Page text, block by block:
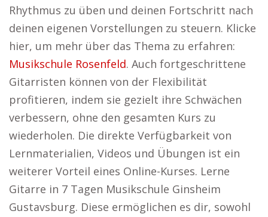
Rhythmus zu üben und deinen Fortschritt nach
deinen eigenen Vorstellungen zu steuern. Klicke
hier, um mehr über das Thema zu erfahren:
Musikschule Rosenfeld. Auch fortgeschrittene
Gitarristen können von der Flexibilität
profitieren, indem sie gezielt ihre Schwächen
verbessern, ohne den gesamten Kurs zu
wiederholen. Die direkte Verfügbarkeit von
Lernmaterialien, Videos und Übungen ist ein
weiterer Vorteil eines Online-Kurses. Lerne
Gitarre in 7 Tagen Musikschule Ginsheim
Gustavsburg. Diese ermöglichen es dir, sowohl